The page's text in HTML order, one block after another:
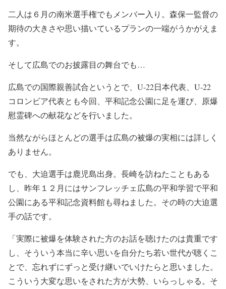
二人は６月の南米選手権でもメンバー入り。森保一監督の
期待の大きさや思い描いているプランの一端がうかがえま
す。
そして広島でのお披露目の舞台でも…
広島での国際親善試合というとで、U-22日本代表、U-22
コロンビア代表とも今回、平和記念公園に足を運び、原爆
慰霊碑への献花などを行いました。
当然ながらほとんどの選手は広島の被爆の実相には詳しく
ありません。
でも、大迫選手は鹿児島出身。長崎を訪ねたこともある
し、昨年１２月にはサンフレッチェ広島の平和学習で平和
公園にある平和記念資料館も尋ねました。その時の大迫選
手の話です。
「実際に被爆を体験された方のお話を聴けたのは貴重です
し、そういう本当に辛い思いを自分たち若い世代が聴くこ
とで、忘れずにずっと受け継いでいけたらと思いました。
こういう大変な思いをされた方が大勢、いらっしゃる。そ